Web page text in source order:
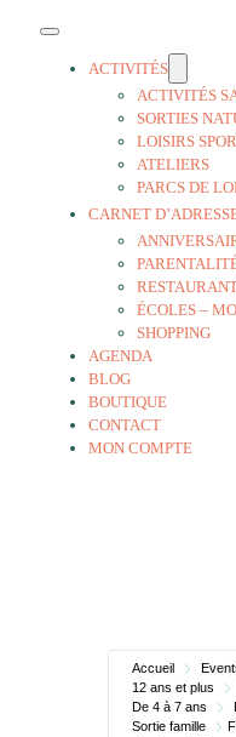
ACTIVITÉS
ACTIVITÉS
SORTIES
LOISIRS
ATELIERS
PARCS DE
CARNET
ÉCOLES –
SHOPPING
AGENDA
BLOG
BOUTIQUE
CONTACT
MON COMPTE
Accueil
12 ans et plus
De 4 à 7 ans
Sortie famille